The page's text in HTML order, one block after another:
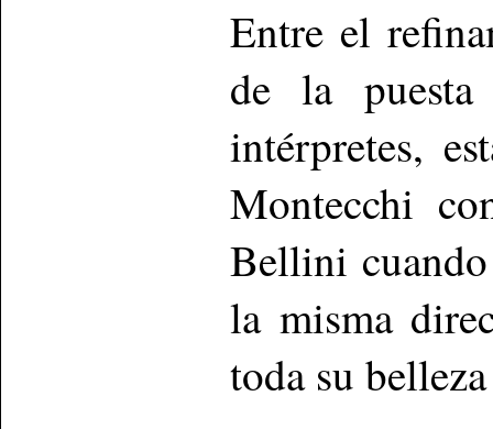
Entre el
de la
intérpretes,
Montecchi
Bellini
la misma
toda su